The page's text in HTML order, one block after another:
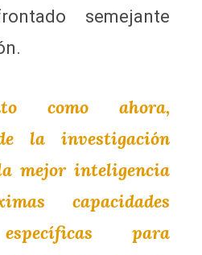
semejante
como ahora,
la investigación
mejor inteligencia
capacidades
para